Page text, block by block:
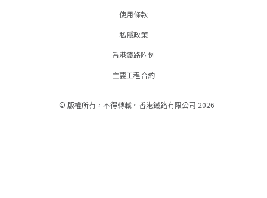
使用條款
私隱政策
香港鐵路附例
主要工程合約
© 版權所有，不得轉載。香港鐵路有限公司 2026